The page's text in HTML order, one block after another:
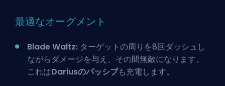
最適なオーグメント
Blade Waltz: ターゲットの周りを8回ダッシュし
ながらダメージを与え、その間無敵になります。
これはDariusのパッシブも充電します。